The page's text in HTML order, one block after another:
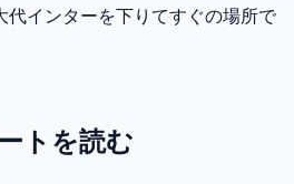
代インターを下りてすぐの場所で
トを読む